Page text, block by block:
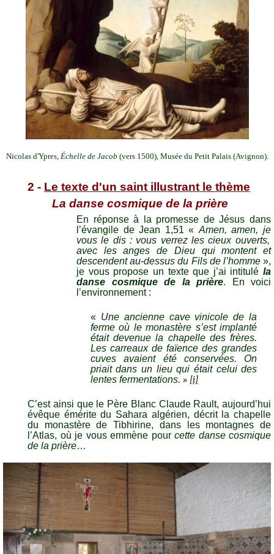
Nicolas d'Ypres, Échelle de Jacob (vers 1500), Musée du Petit Palais (Avignon).
2 - Le texte d'un saint illustrant le thème
La danse cosmique de la prière
En réponse à la promesse de Jésus dans
l’évangile de Jean 1,51 « Amen, amen, je
vous le dis : vous verrez les cieux ouverts,
avec les anges de Dieu qui montent et
descendent au-dessus du Fils de l’homme»,
je vous propose un texte que j’ai intitulé la
danse cosmique de la prière. En voici
l’environnement :
« Une ancienne cave vinicole de la
ferme où le monastère s’est implanté
était devenue la chapelle des frères.
Les carreaux de faïence des grandes
cuves avaient été conservées. On
priait dans un lieu qui était celui des
lentes fermentations. » [i]
C’est ainsi que le Père Blanc Claude Rault, aujourd’hui
évêque émérite du Sahara algérien, décrit la chapelle
du monastère de Tibhirine, dans les montagnes de
l’Atlas, où je vous emmène pour cette danse cosmique
de la prière…